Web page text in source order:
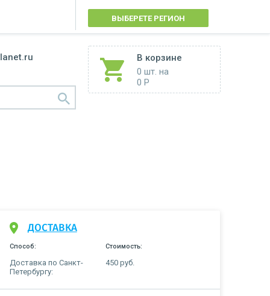
ВЫБЕРЕТЕ РЕГИОН
В корзине
0 шт. на
0 Р
ДОСТАВКА
Способ: Стоимость:
Доставка по Санкт-
Петербургу:
450 руб.